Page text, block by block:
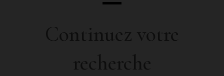
Continuez votre
recherche